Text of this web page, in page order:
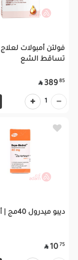
فولتن أمبولات لعلاج
تساقط الشع
85
389

1
ديبو ميدرول 40مج | أمبول
75
10
